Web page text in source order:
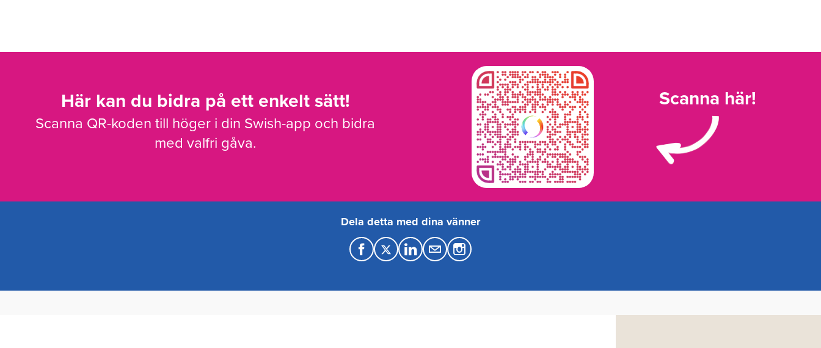
Här kan du bidra på ett enkelt sätt!
Scanna QR-koden till höger i din Swish-app och bidra
med valfri gåva.
Scanna här!
Dela detta med dina vänner
F
T
L
M